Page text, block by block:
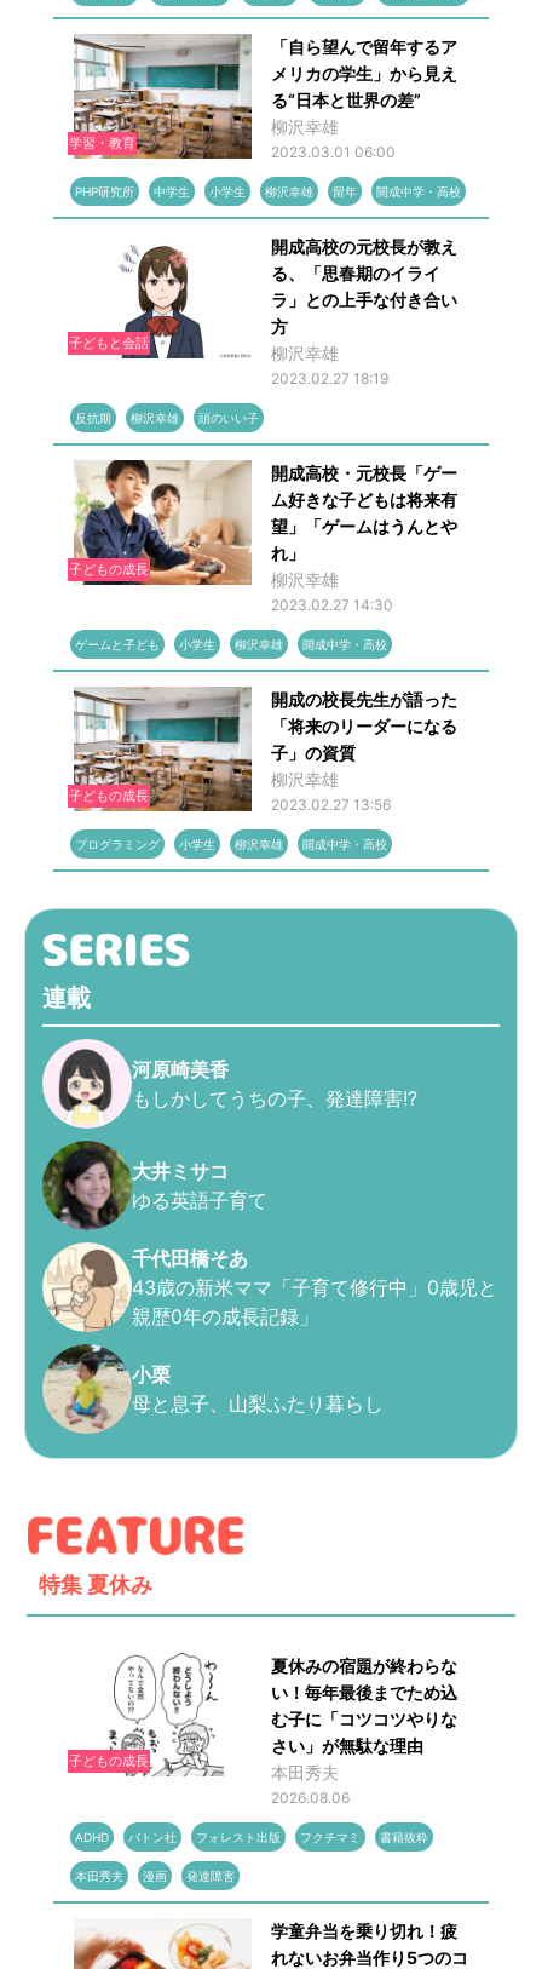
学習・教育
「自ら望んで留年するア
メリカの学生」から見え
る“日本と世界の差”
柳沢幸雄
2023.03.01 06:00
PHP研究所 中学生 小学生 柳沢幸雄 留年 開成中学・高校
子どもと会話
開成高校の元校長が教え
る、「思春期のイライ
ラ」との上手な付き合い
方
柳沢幸雄
2023.02.27 18:19
反抗期 柳沢幸雄 頭のいい子
子どもの成長
開成高校・元校長「ゲー
ム好きな子どもは将来有
望」「ゲームはうんとや
れ」
柳沢幸雄
2023.02.27 14:30
ゲームと子ども 小学生 柳沢幸雄 開成中学・高校
子どもの成長
開成の校長先生が語った
「将来のリーダーになる
子」の資質
柳沢幸雄
2023.02.27 13:56
プログラミング 小学生 柳沢幸雄 開成中学・高校
連載
河原崎美香
もしかしてうちの子、発達障害!?
大井ミサコ
ゆる英語子育て
千代田橋そあ
43歳の新米ママ「子育て修行中」0歳児と
親歴0年の成長記録」
小栗
母と息子、山梨ふたり暮らし
特集 夏休み
子どもの成長
夏休みの宿題が終わらな
い！毎年最後までため込
む子に「コツコツやりな
さい」が無駄な理由
本田秀夫
2026.08.06
ADHD バトン社 フォレスト出版 フクチマミ 書籍抜粋
本田秀夫 漫画 発達障害
学童弁当を乗り切れ！疲
れないお弁当作り5つのコ